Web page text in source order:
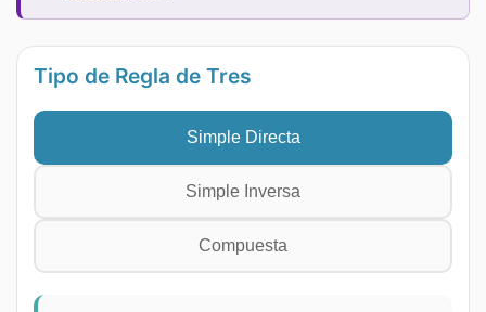
Tipo de Regla de Tres
Simple Directa
Simple Inversa
Compuesta